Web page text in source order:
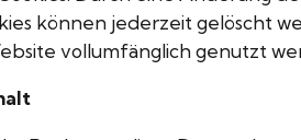
können jederzeit gelöscht
vollumfänglich genutzt